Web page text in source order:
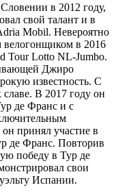
в 2012 году,
свой талант и в
Mobil. Невероятно
велогонщиком в 2016
Tour Lotto NL-Jumbo.
Джиро
известность. С
славе. В 2017 году он
де Франс и с
принял участие в
де Франс. Повторив
победу в Тур де
свои
Испании.